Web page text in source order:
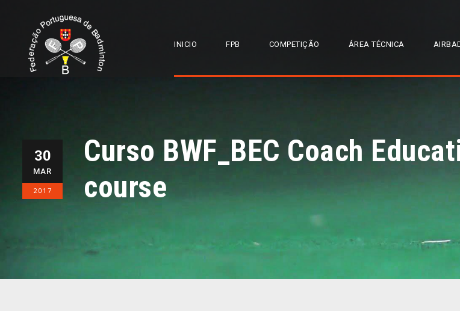
INICIO FPB COMPETIÇÃO ÁREA TÉCNICA
30
MAR
2017
Curso BWF_BEC Coach
course